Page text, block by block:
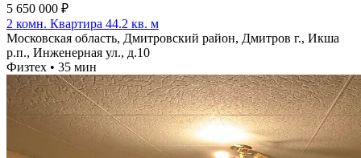
5 650 000 ₽
2 комн. Квартира 44.2 кв. м
Московская область, Дмитровский район, Дмитров г., Икша
р.п., Инженерная ул., д.10
Физтех • 35 мин